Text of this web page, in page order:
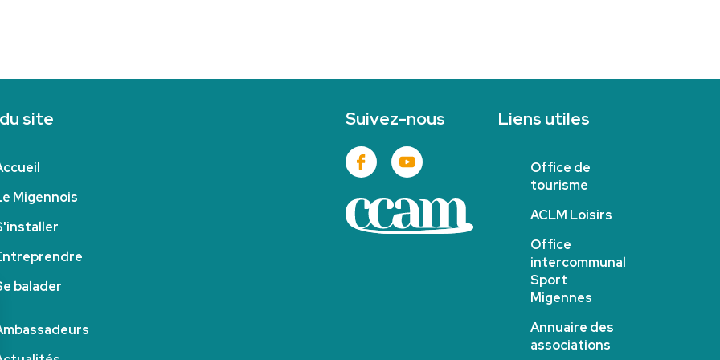
site
Migennois
balader
Suivez-nous Liens utiles
Office de
tourisme
ACLM Loisirs
Office
intercommunal
Sport
Migennes
Annuaire des
associations